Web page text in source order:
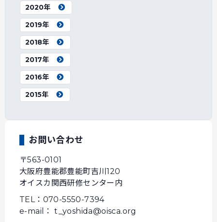
2020年
2019年
2018年
2017年
2016年
2015年
お問い合わせ
〒563-0101
大阪府豊能郡豊能町吉川120
オイスカ関西研修センター内
TEL：070-5550-7394
e-mail： t_yoshida@oisca.org